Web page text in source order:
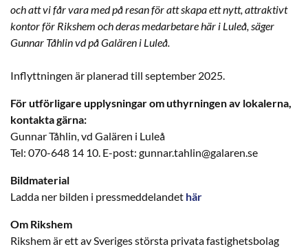
och att vi får vara med på resan för att skapa ett nytt, attraktivt
kontor för Rikshem och deras medarbetare här i Luleå, säger
Gunnar Tåhlin vd på Galären i Luleå.
Inflyttningen är planerad till september 2025.
För utförligare upplysningar om uthyrningen av lokalerna,
kontakta gärna:
Gunnar Tåhlin, vd Galären i Luleå
Tel: 070-648 14 10. E-post: gunnar.tahlin@galaren.se
Bildmaterial
Ladda ner bilden i pressmeddelandet här
Om Rikshem
Rikshem är ett av Sveriges största privata fastighetsbolag